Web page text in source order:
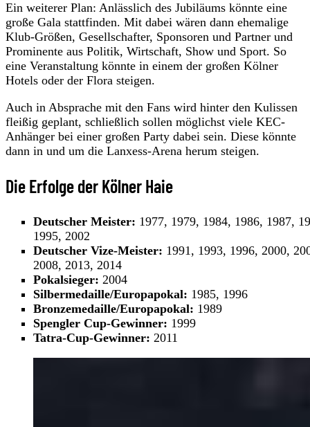
Ein weiterer Plan: Anlässlich des Jubiläums könnte eine
große Gala stattfinden. Mit dabei wären dann ehemalige
Klub-Größen, Gesellschafter, Sponsoren und Partner und
Prominente aus Politik, Wirtschaft, Show und Sport. So
eine Veranstaltung könnte in einem der großen Kölner
Hotels oder der Flora steigen.
Auch in Absprache mit den Fans wird hinter den Kulissen
fleißig geplant, schließlich sollen möglichst viele KEC-
Anhänger bei einer großen Party dabei sein. Diese könnte
dann in und um die Lanxess-Arena herum steigen.
Die Erfolge der Kölner Haie
Deutscher Meister: 1977, 1979, 1984, 1986, 1987,
1995, 2002
Deutscher Vize-Meister: 1991, 1993, 1996, 2000,
2008, 2013, 2014
Pokalsieger: 2004
Silbermedaille/Europapokal: 1985, 1996
Bronzemedaille/Europapokal: 1989
Spengler Cup-Gewinner: 1999
Tatra-Cup-Gewinner: 2011